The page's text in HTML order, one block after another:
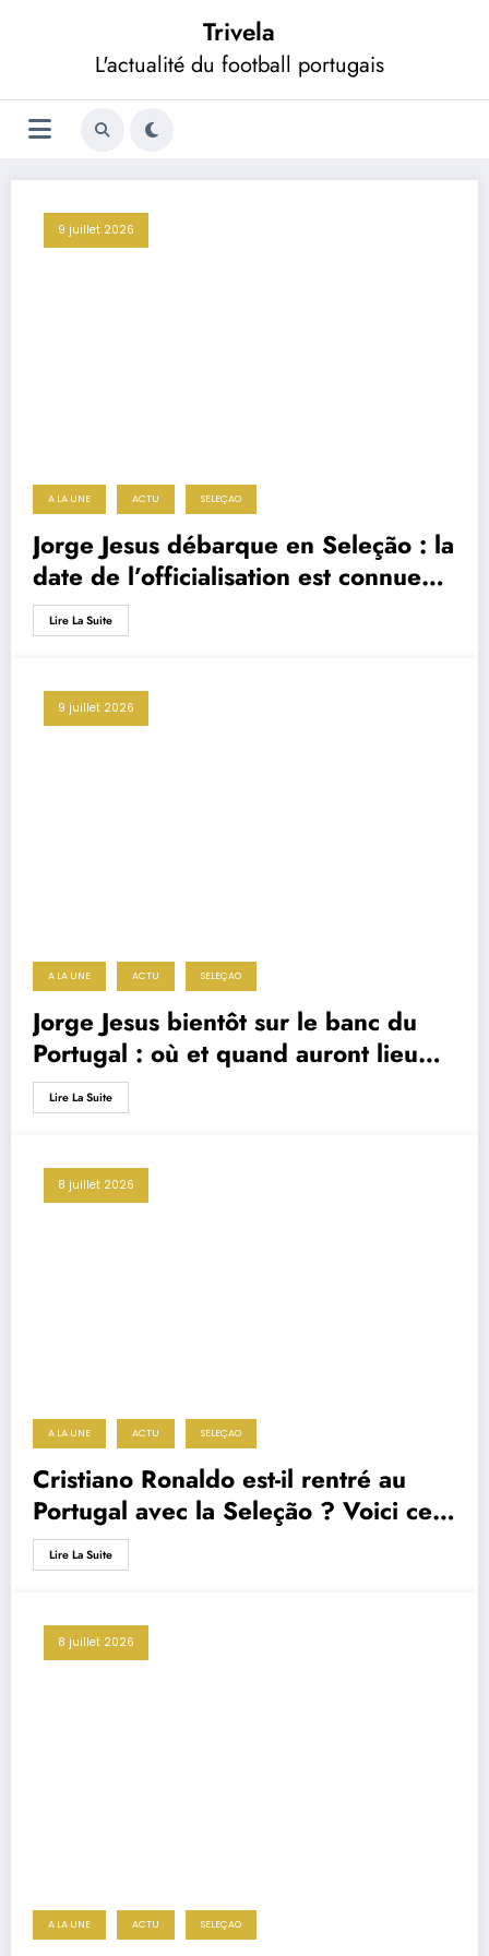
Trivela
L'actualité du football portugais
9 juillet 2026
A LA UNE ACTU SELEÇAO
Jorge Jesus débarque en Seleção : la
date de l’officialisation est connue
(et elle n’est pas choisie par hasard)
Lire La Suite
9 juillet 2026
A LA UNE ACTU SELEÇAO
Jorge Jesus bientôt sur le banc du
Portugal : où et quand auront lieu
ses grands débuts avec la Seleção ?
Lire La Suite
8 juillet 2026
A LA UNE ACTU SELEÇAO
Cristiano Ronaldo est-il rentré au
Portugal avec la Seleção ? Voici ce
qu’il s’est réellement passé après
l’élimination
Lire La Suite
8 juillet 2026
A LA UNE ACTU SELEÇAO